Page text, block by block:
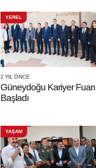
YEREL
2 YIL ÖNCE
Güneydoğu Kariyer Fuarı
Başladı
YAŞAM